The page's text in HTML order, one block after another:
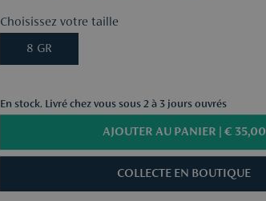
Choisissez votre taille
8 GR
En stock. Livré chez vous sous 2 à 3 jours ouvrés
AJOUTER AU PANIER | € 35,00
COLLECTE EN BOUTIQUE